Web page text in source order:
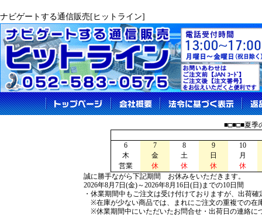
ナビゲートする通信販売[ヒットライン]
■□■□■夏季
6 7 8 9
10
木
金 土 日
月
営業
休 休 休
休
誠に勝手ながら下記期間 お休みをいただきます。
2026年8月7日(金)～2026年8月16日(日)までの10日間
・休業期間中もご注文は受け付けておりますが、出荷
※在庫が少ない商品では、まれにご注文の重複での在
※休業期間中にいただいたお問合せ・出荷日の連絡に